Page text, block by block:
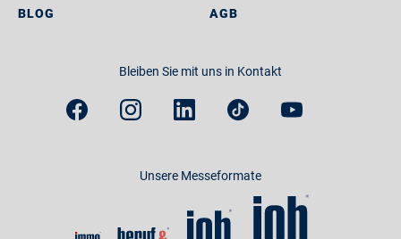
BLOG AGB
Bleiben Sie mit uns in Kontakt
Unsere Messeformate